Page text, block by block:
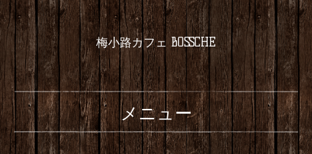
梅小路カフェ BOSSCHE
メニュー